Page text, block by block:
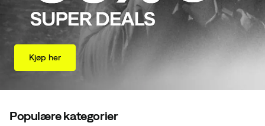
Kjøp her
Populære kategorier